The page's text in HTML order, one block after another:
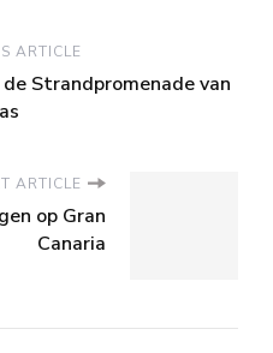
ARTICLE
Strandpromenade van
ARTICLE
op Gran
Canaria